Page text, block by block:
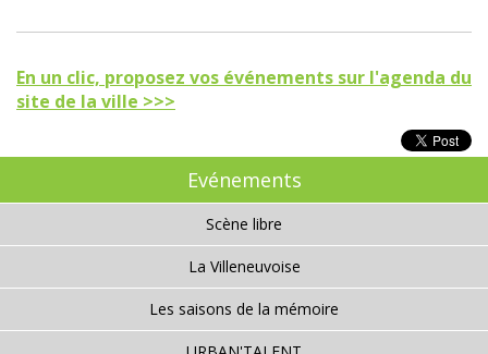
En un clic, proposez vos événements sur l'agenda du
site de la ville >>>
Evénements
Scène libre
La Villeneuvoise
Les saisons de la mémoire